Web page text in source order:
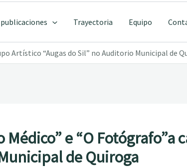
Trayectoria Equipo
Artístico “Augas do Sil” no Auditorio Municipal de
e “O Fotógrafo”a
de Quiroga